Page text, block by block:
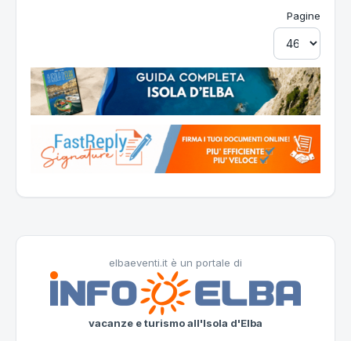
Pagine
elbaeventi.it è un portale di
vacanze e turismo all'Isola d'Elba